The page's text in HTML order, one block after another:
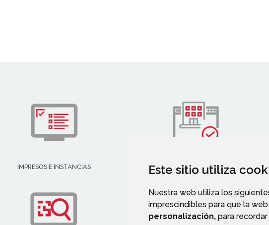
Este sitio utiliza
Nuestra web utiliza los
imprescindibles para que la
personalización, para
IMPRESOS E INSTANCIAS
DIRECTORIO EMPRESARIAL